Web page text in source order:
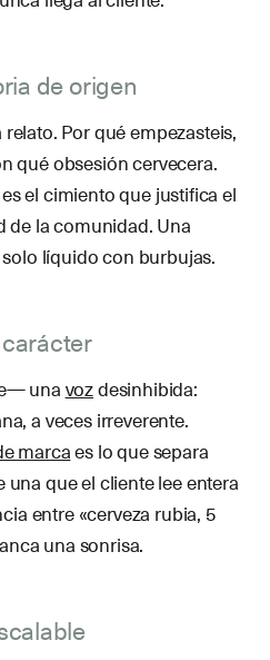
de origen
Por qué empezasteis,
qué obsesión cervecera.
es el cimiento que justifica el
de la comunidad. Una
líquido con burbujas.
unavozdesinhibida:
a veces irreverente.
marcaes lo que separa
que el cliente lee entera
entre «cerveza rubia, 5
una sonrisa.